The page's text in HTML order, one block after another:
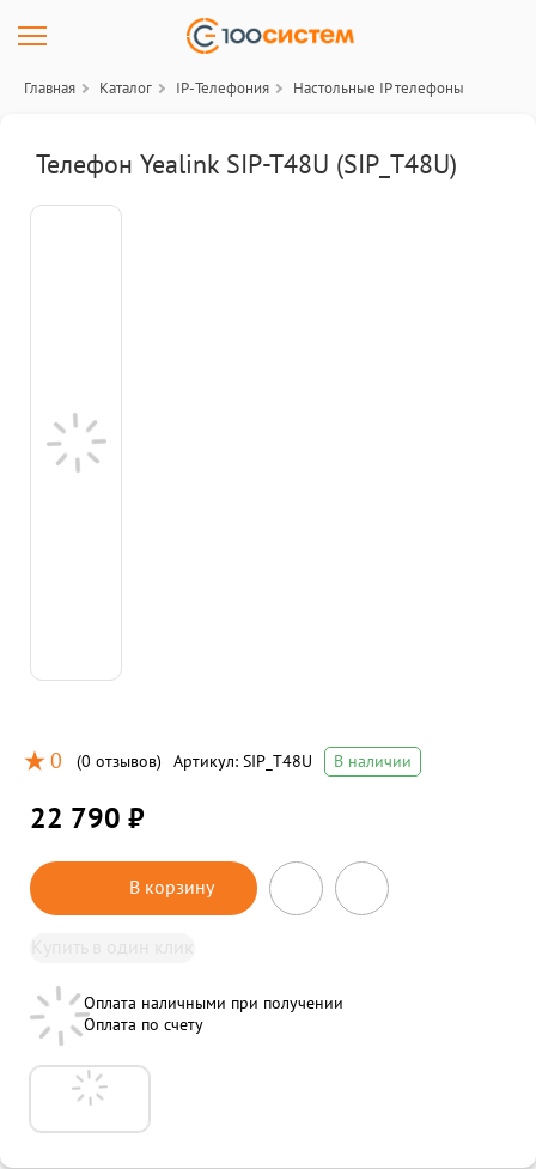
Главная Каталог IP-Телефония Настольные IP телефоны
Телефон Yealink SIP-T48U (SIP_T48U)
0 (0 отзывов) Артикул: SIP_T48U В наличии
22 790 ₽
В корзину
Оплата наличными при получении
Оплата по счету